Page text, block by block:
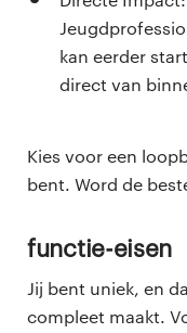
kan eerder
direct van
Kies voor een
bent. Word de
Functie-eisen
Jij bent uniek, en
compleet maakt.